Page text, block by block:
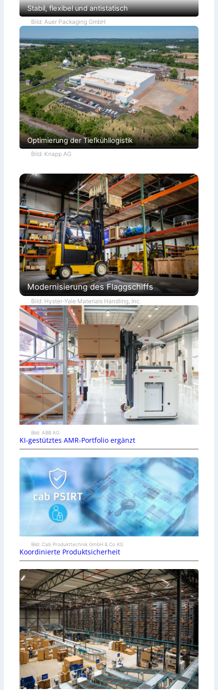
Stabil, flexibel und antistatisch
Bild: Auer Packaging GmbH
Optimierung der Tiefkühllogistik
Bild: Knapp AG
Modernisierung des Flaggschiffs
Bild: Hyster-Yale Materials Handling, Inc.
Bild: ABB AG
KI-gestütztes AMR-Portfolio ergänzt
Bild: Cab Produkttechnik GmbH & Co KG
Koordinierte Produktsicherheit